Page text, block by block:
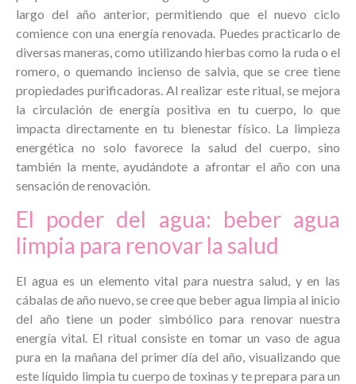
largo del año anterior, permitiendo que el nuevo ciclo
comience con una energía renovada. Puedes practicarlo de
diversas maneras, como utilizando hierbas como la ruda o el
romero, o quemando incienso de salvia, que se cree tiene
propiedades purificadoras. Al realizar este ritual, se mejora
la circulación de energía positiva en tu cuerpo, lo que
impacta directamente en tu bienestar físico. La limpieza
energética no solo favorece la salud del cuerpo, sino
también la mente, ayudándote a afrontar el año con una
sensación de renovación.
El poder del agua: beber agua
limpia para renovar la salud
El agua es un elemento vital para nuestra salud, y en las
cábalas de año nuevo, se cree que beber agua limpia al inicio
del año tiene un poder simbólico para renovar nuestra
energía vital. El ritual consiste en tomar un vaso de agua
pura en la mañana del primer día del año, visualizando que
este líquido limpia tu cuerpo de toxinas y te prepara para un